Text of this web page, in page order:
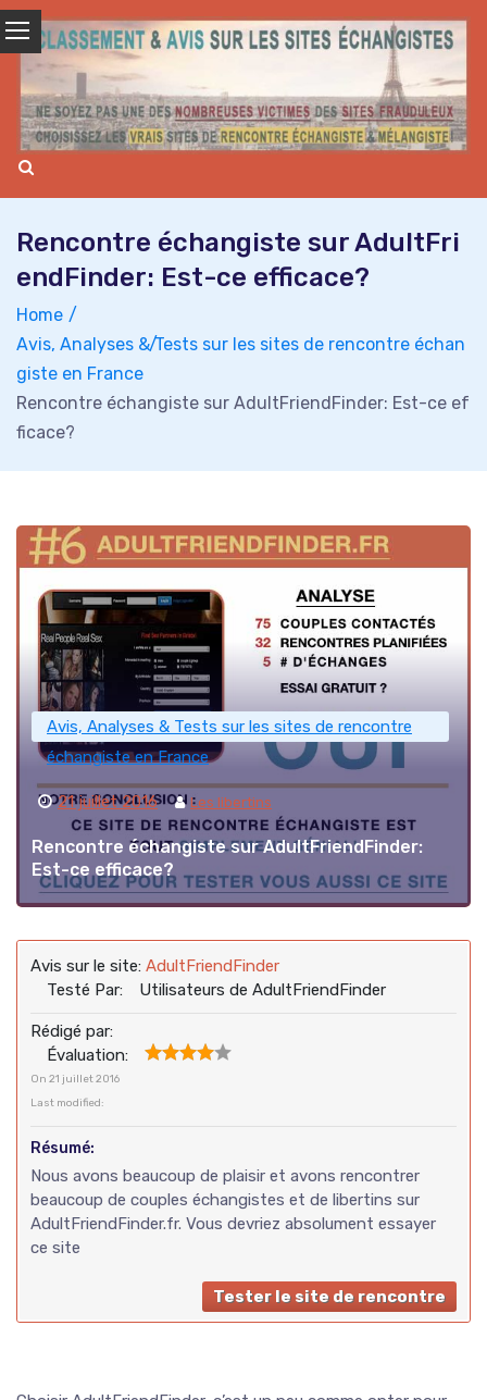
Skip
to
content
Rencontre échangiste sur AdultFri
endFinder: Est-ce efficace?
Home
Avis, Analyses & Tests sur les sites de rencontre échan
giste en France
Rencontre échangiste sur AdultFriendFinder: Est-ce ef
ficace?
Avis, Analyses & Tests sur les sites de rencontre
échangiste en France
21 juillet 2016 Les libertins
Rencontre échangiste sur AdultFriendFinder:
Est-ce efficace?
Avis sur le site: AdultFriendFinder
Testé Par:
Utilisateurs de AdultFriendFinder
Rédigé par:
Évaluation:
On 21 juillet 2016
Last modified:
Résumé:
Nous avons beaucoup de plaisir et avons rencontrer
beaucoup de couples échangistes et de libertins sur
AdultFriendFinder.fr. Vous devriez absolument essayer
ce site
Tester le site de rencontre